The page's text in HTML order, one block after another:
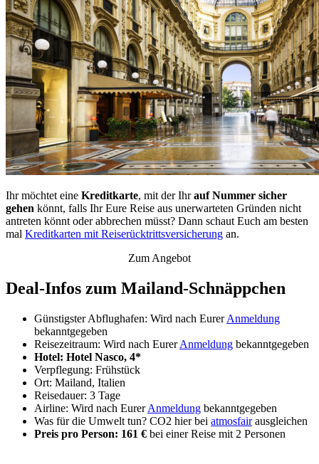
Ihr möchtet eine Kreditkarte, mit der Ihrauf Nummer sicher
gehen könnt, falls Ihr Eure Reise aus unerwarteten Gründen nicht
antreten könnt oder abbrechen müsst? Dann schaut Euch am besten
mal Kreditkarten mit Reiserücktrittsversicherung an.
Zum Angebot
Deal-Infos zum Mailand-Schnäppchen
Günstigster Abflughafen: Wird nach EurerAnmeldung
bekanntgegeben
Reisezeitraum: Wird nach EurerAnmeldung bekanntgegeben
Hotel: Hotel Nasco, 4*
Verpflegung: Frühstück
Ort: Mailand, Italien
Reisedauer: 3 Tage
Airline: Wird nach EurerAnmeldung bekanntgegeben
Was für die Umwelt tun? CO2 hier bei atmosfairausgleichen
Preis pro Person: 161 € bei einer Reise mit 2 Personen